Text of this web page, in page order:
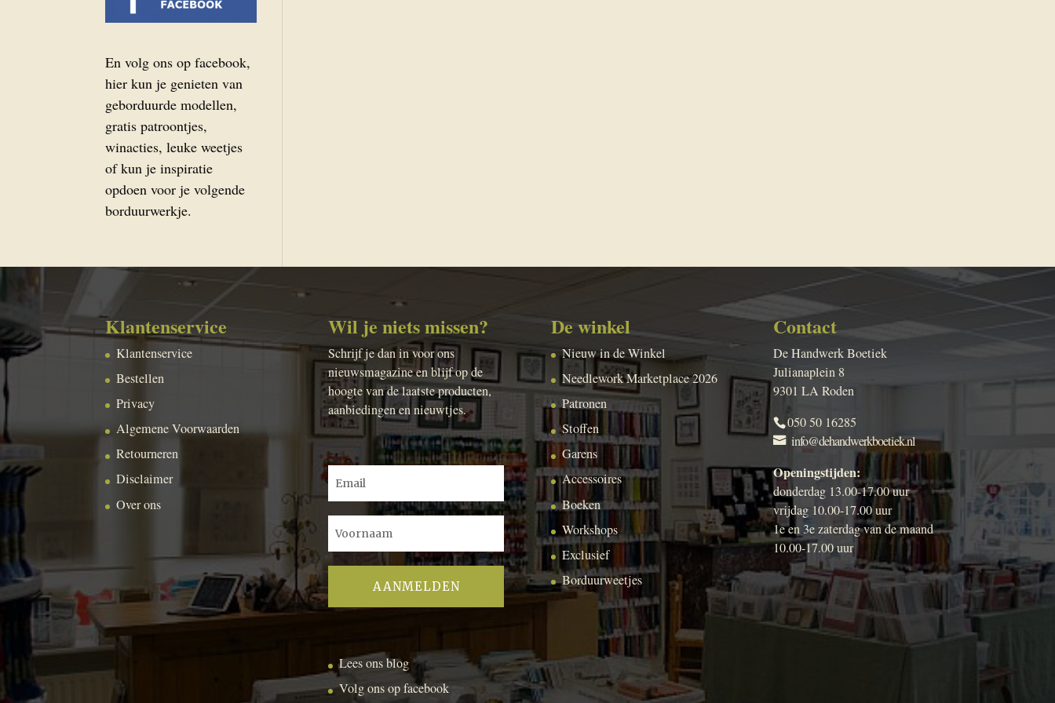
En volg ons op facebook,
hier kun je genieten van
geborduurde modellen,
gratis patroontjes,
winacties, leuke weetjes
of kun je inspiratie
opdoen voor je volgende
borduurwerkje.
Klantenservice
Klantenservice
Bestellen
Privacy
Algemene Voorwaarden
Retourneren
Disclaimer
Over ons
Wil je niets missen?
Schrijf je dan in voor ons
nieuwsmagazine en blijf op de
hoogte van de laatste producten,
aanbiedingen en nieuwtjes.
Lees ons blog
Volg ons op facebook
De winkel
Nieuw in de Winkel
Needlework Marketplace 2026
Patronen
Stoffen
Garens
Accessoires
Boeken
Workshops
Exclusief
Borduurweetjes
Contact
De Handwerk Boetiek
Julianaplein 8
9301 LA Roden
050 50 16285
info@dehandwerkboetiek.nl
Openingstijden:
donderdag 13.00-17.00 uur
vrijdag 10.00-17.00 uur
1e en 3e zaterdag van de maand
10.00-17.00 uur